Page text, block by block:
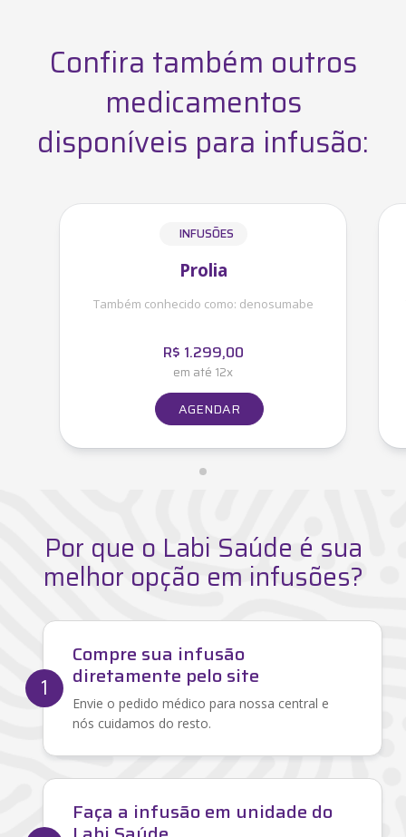
Confira também outros
medicamentos
disponíveis para infusão:
INFUSÕES
Prolia
Também conhecido como: denosumabe
R$ 1.299,00
em até 12x
AGENDAR
Por que o Labi Saúde é sua
melhor opção em infusões?
1
Compre sua infusão
diretamente pelo site
Envie o pedido médico para nossa central e
nós cuidamos do resto.
Faça a infusão em unidade do